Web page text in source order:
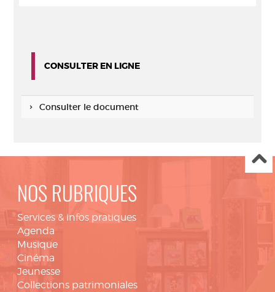
CONSULTER EN LIGNE
Consulter le document
NOS RUBRIQUES
Services & infos pratiques
Agenda
Musique
Cinéma
Jeunesse
Collections patrimoniales